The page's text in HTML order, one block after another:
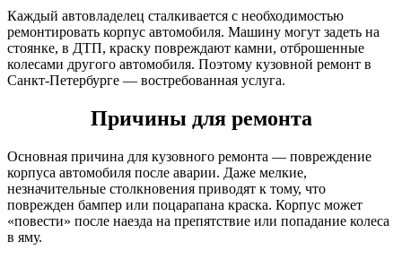
Каждый автовладелец сталкивается с необходимостью
ремонтировать корпус автомобиля. Машину могут задеть на
стоянке, в ДТП, краску повреждают камни, отброшенные
колесами другого автомобиля. Поэтому кузовной ремонт в
Санкт-Петербурге — востребованная услуга.
Причины для ремонта
Основная причина для кузовного ремонта — повреждение
корпуса автомобиля после аварии. Даже мелкие,
незначительные столкновения приводят к тому, что
поврежден бампер или поцарапана краска. Корпус может
«повести» после наезда на препятствие или попадание колеса
в яму.